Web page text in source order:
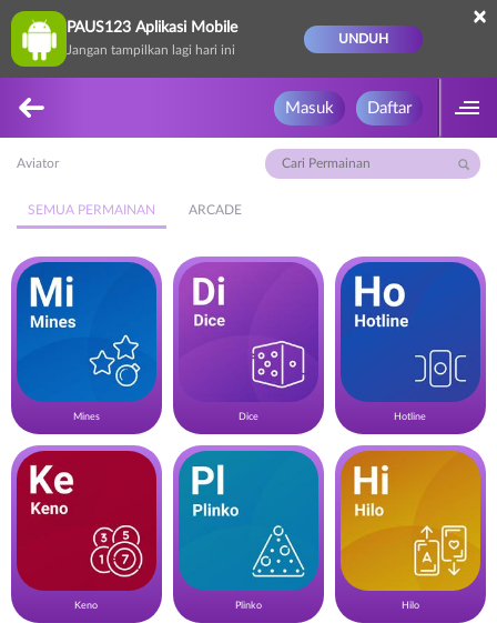
PAUS123 Aplikasi Mobile
Jangan tampilkan lagi hari ini
UNDUH
×
Masuk Daftar
Aviator
SEMUA PERMAINAN ARCADE
Mines Dice Hotline
Keno Plinko Hilo